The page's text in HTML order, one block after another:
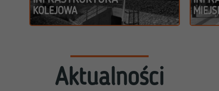
KOLEJOWA
Aktualności